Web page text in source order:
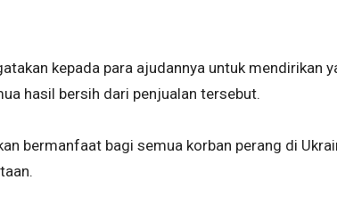
kepada para ajudannya untuk mendirikan
hasil bersih dari penjualan tersebut.
bermanfaat bagi semua korban perang di